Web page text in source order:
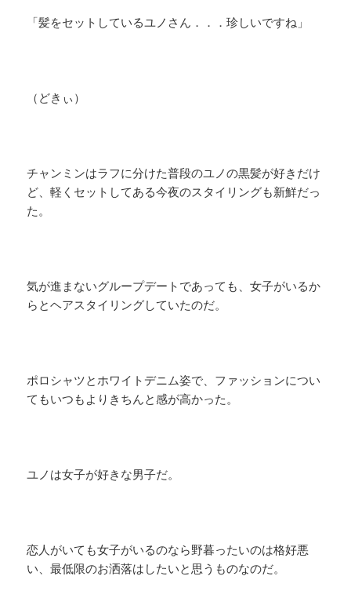
「髪をセットしているユノさん．．．珍しいですね」
（どきぃ）
チャンミンはラフに分けた普段のユノの黒髪が好きだけ
ど、軽くセットしてある今夜のスタイリングも新鮮だっ
た。
気が進まないグループデートであっても、女子がいるか
らとヘアスタイリングしていたのだ。
ポロシャツとホワイトデニム姿で、ファッションについ
てもいつもよりきちんと感が高かった。
ユノは女子が好きな男子だ。
恋人がいても女子がいるのなら野暮ったいのは格好悪
い、最低限のお洒落はしたいと思うものなのだ。